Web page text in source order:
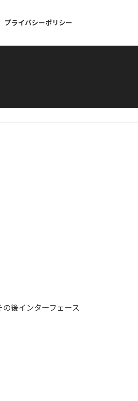
プライバシーポリシー
後インターフェース